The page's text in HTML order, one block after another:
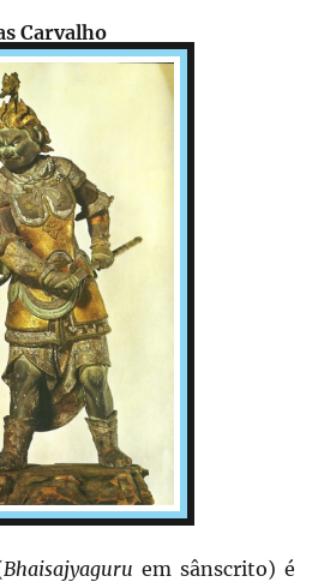
Carvalho
Bhaisajyaguru em sânscrito) é